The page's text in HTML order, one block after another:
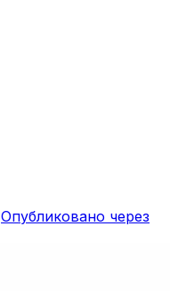
Опубликовано через